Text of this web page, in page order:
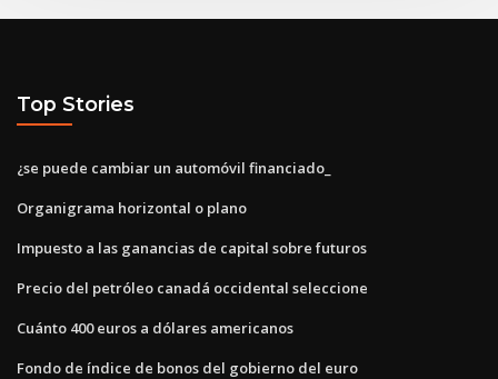
Top Stories
¿se puede cambiar un automóvil financiado_
Organigrama horizontal o plano
Impuesto a las ganancias de capital sobre futuros
Precio del petróleo canadá occidental seleccione
Cuánto 400 euros a dólares americanos
Fondo de índice de bonos del gobierno del euro